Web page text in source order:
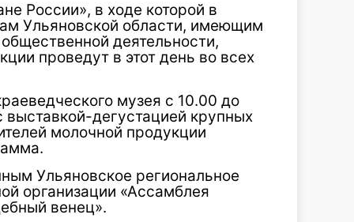
России», в ходе которой в
Ульяновской области, имеющим
деятельности,
проведут в этот день во всех
музея с 10.00 до
дегустацией крупных
молочной продукции
Ульяновское региональное
организации «Ассамблея
венец».